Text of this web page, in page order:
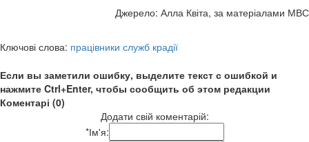
Джерело: Алла Квіта, за матеріалами МВС
Ключові слова: працівники служб крадії
Если вы заметили ошибку, выделите текст с ошибкой и
нажмите Ctrl+Enter, чтобы сообщить об этом редакции
Коментарі (0)
Додати свій коментарій:
*Ім'я: